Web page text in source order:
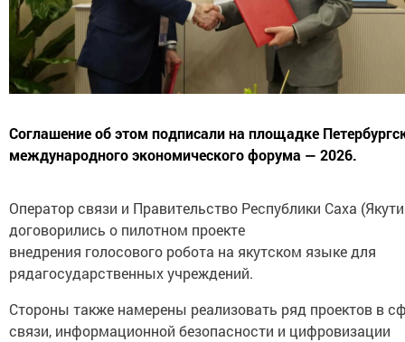
Соглашение об этом подписали на площадке
международного экономического форума — 2026.
Оператор связи и Правительство Республики Саха
договорились о пилотном проекте
внедрения голосового робота на якутском языке для
рядагосударственных учреждений.
Стороны также намерены реализовать ряд проектов в
связи, информационной безопасности и цифровизации